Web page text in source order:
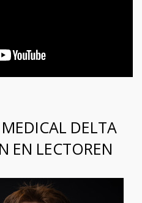
MEDICAL DELTA
EN LECTOREN